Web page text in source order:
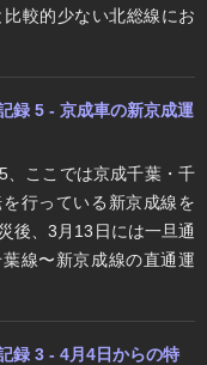
較的少ない北総線にお
録 5 - 京成車の新京成運
、ここでは京成千葉・千
行っている新京成線を
後、3月13日には一旦通
線〜新京成線の直通運
録 3 - 4月4日からの特